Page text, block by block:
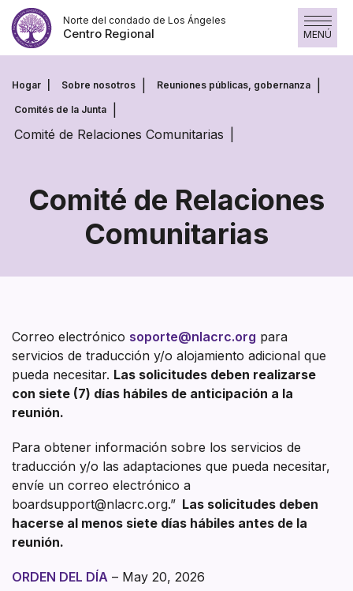
Saltar
contenido
Norte del condado de Los Ángeles
Centro Regional MENÚ
Hogar Sobre nosotros Reuniones públicas, gobernanza
Comités de la Junta
Comité de Relaciones Comunitarias
Comité de Relaciones
Comunitarias
Comité
Comunitarias
Correo electrónico soporte@nlacrc.org para
servicios de traducción y/o alojamiento adicional que
pueda necesitar. Las solicitudes deben realizarse
con siete (7) días hábiles de anticipación a la
reunión.
Para obtener información sobre los servicios de
traducción y/o las adaptaciones que pueda necesitar,
envíe un correo electrónico a
boardsupport@nlacrc.org.” Las solicitudes deben
hacerse al menos siete días hábiles antes de la
reunión.
ORDEN DEL DÍA – May 20, 2026